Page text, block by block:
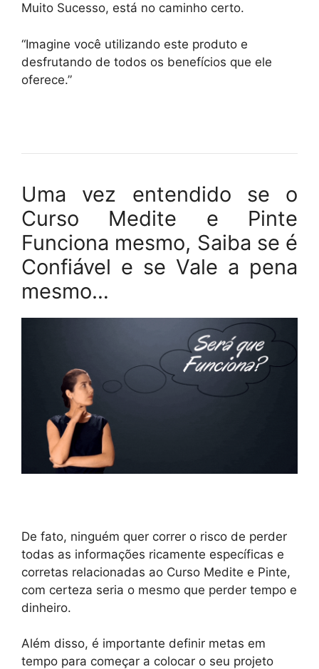
Muito Sucesso, está no caminho certo.
“Imagine você utilizando este produto e
desfrutando de todos os benefícios que ele
oferece.”
Uma vez entendido se o
Curso Medite e Pinte
Funciona mesmo, Saiba se é
Confiável e se Vale a pena
mesmo…
De fato, ninguém quer correr o risco de perder
todas as informações ricamente específicas e
corretas relacionadas ao Curso Medite e Pinte,
com certeza seria o mesmo que perder tempo e
dinheiro.
Além disso, é importante definir metas em
tempo para começar a colocar o seu projeto